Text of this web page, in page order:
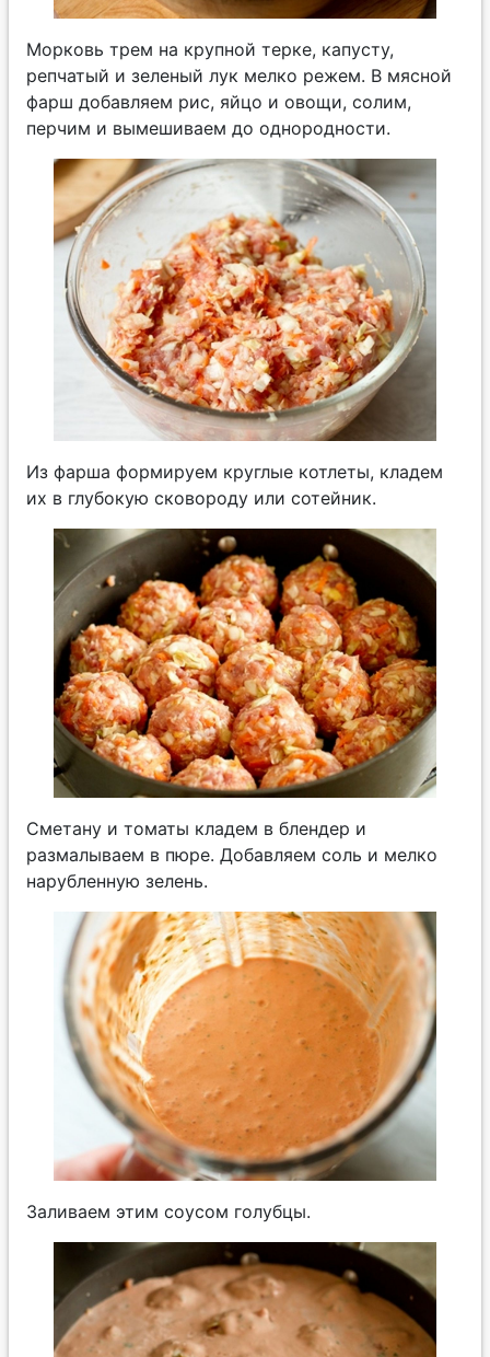
Морковь трем на крупной терке, капусту,
репчатый и зеленый лук мелко режем. В мясной
фарш добавляем рис, яйцо и овощи, солим,
перчим и вымешиваем до однородности.
Из фарша формируем круглые котлеты, кладем
их в глубокую сковороду или сотейник.
Сметану и томаты кладем в блендер и
размалываем в пюре. Добавляем соль и мелко
нарубленную зелень.
Заливаем этим соусом голубцы.